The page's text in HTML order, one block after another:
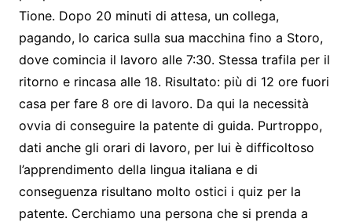
Tione. Dopo 20 minuti di attesa, un collega,
pagando, lo carica sulla sua macchina fino a Storo,
dove comincia il lavoro alle 7:30. Stessa trafila per il
ritorno e rincasa alle 18. Risultato: più di 12 ore fuori
casa per fare 8 ore di lavoro. Da qui la necessità
ovvia di conseguire la patente di guida. Purtroppo,
dati anche gli orari di lavoro, per lui è difficoltoso
l’apprendimento della lingua italiana e di
conseguenza risultano molto ostici i quiz per la
patente. Cerchiamo una persona che si prenda a